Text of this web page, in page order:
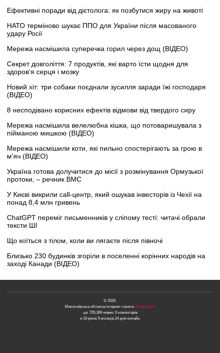
Ефективні поради від дієтолога: як позбутися жиру на животі
НАТО терміново шукає ППО для України після масованого
удару Росії
Мережа насмішила суперечка горил через дощ (ВІДЕО)
Секрет довголіття: 7 продуктів, які варто їсти щодня для
здоров’я серця і мозку
Новий хіт: три собаки поєднали зусилля заради їжі господаря
(ВІДЕО)
8 несподівано корисних ефектів відмови від твердого сиру
Мережа насмішила велелюбна кішка, що потоваришувала з
пійманою мишкою (ВІДЕО)
Мережа насмішили коти, які пильно спостерігають за грою в
м'яч (ВІДЕО)
Україна готова долучитися до місії з розмінування Ормузької
протоки, – речник ВМС
У Києві викрили call-центр, який ошукав інвесторів із Чехії на
понад 8,4 млн гривень
ChatGPT переміг письменників у сліпому тесті: читачі обрали
тексти ШІ
Що коїться з тілом, коли ви лягаєте після півночі
Близько 230 будинків згоріли в поселенні корінних народів на
заході Канади (ВІДЕО)
© 2026.
Миколаївська обласна інтернет-газета«Новини N»
це: 705,369 новин, 0 коментарів
и 19 років 5 місяців 24 дня онлайн.